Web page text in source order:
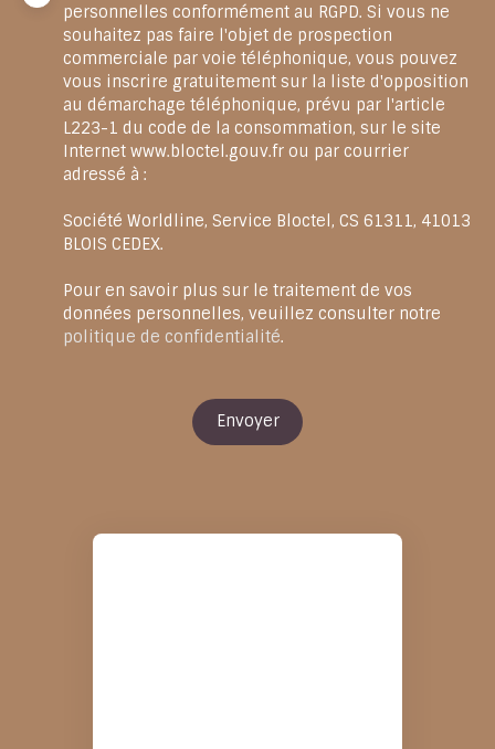
personnelles conformément au RGPD. Si vous ne
souhaitez pas faire l'objet de prospection
commerciale par voie téléphonique, vous pouvez
vous inscrire gratuitement sur la liste d'opposition
au démarchage téléphonique, prévu par l'article
L223-1 du code de la consommation, sur le site
Internet www.bloctel.gouv.fr ou par courrier
adressé à :
Société Worldline, Service Bloctel, CS 61311, 41013
BLOIS CEDEX.
Pour en savoir plus sur le traitement de vos
données personnelles, veuillez consulter notre
politique de confidentialité.
Envoyer